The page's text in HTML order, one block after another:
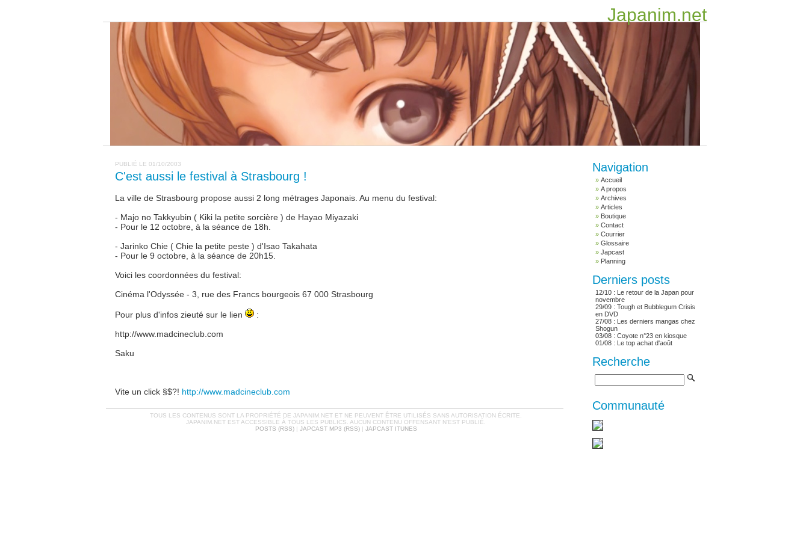
Japanim.net
Navigation
Accueil
A propos
Archives
Articles
Boutique
Contact
Courrier
Glossaire
Japcast
Planning
Derniers posts
12/10 : Le retour de la Japan pour
novembre
29/09 : Tough et Bubblegum Crisis
en DVD
27/08 : Les derniers mangas chez
Shogun
03/08 : Coyote n°23 en kiosque
01/08 : Le top achat d'août
Recherche
Communauté
PUBLIÉ LE 01/10/2003
C'est aussi le festival à Strasbourg !
La ville de Strasbourg propose aussi 2 long métrages Japonais. Au menu du festival:
- Majo no Takkyubin ( Kiki la petite sorcière ) de Hayao Miyazaki
- Pour le 12 octobre, à la séance de 18h.
- Jarinko Chie ( Chie la petite peste ) d'Isao Takahata
- Pour le 9 octobre, à la séance de 20h15.
Voici les coordonnées du festival:
Cinéma l'Odyssée - 3, rue des Francs bourgeois 67 000 Strasbourg
Pour plus d'infos zieuté sur le lien
:
http://www.madcineclub.com
Saku
Vite un click §$?! http://www.madcineclub.com
TOUS LES CONTENUS SONT LA PROPRIÉTÉ DE JAPANIM.NET ET NE PEUVENT ÊTRE UTILISÉS SANS AUTORISATION ÉCRITE.
JAPANIM.NET EST ACCESSIBLE À TOUS LES PUBLICS. AUCUN CONTENU OFFENSANT N'EST PUBLIÉ.
POSTS (RSS)| JAPCAST MP3 (RSS)| JAPCAST ITUNES